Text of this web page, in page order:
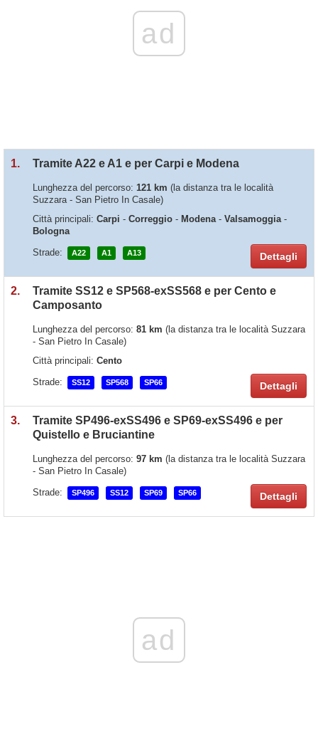
ad
1. Tramite A22 e A1 e per Carpi e Modena
Lunghezza del percorso: 121 km (la distanza tra le località
Suzzara - San Pietro In Casale)
Città principali: Carpi - Correggio - Modena- Valsamoggia-
Bologna
Strade:
A22 A1 A13 Dettagli
2.
Tramite SS12 e SP568-exSS568 e per Cento e
Camposanto
Lunghezza del percorso: 81 km (la distanza tra le località Suzzara
- San Pietro In Casale)
Città principali: Cento
Strade:
SS12 SP568 SP66 Dettagli
3.
Tramite SP496-exSS496 e SP69-exSS496 e per
Quistello e Bruciantine
Lunghezza del percorso: 97 km (la distanza tra le località Suzzara
- San Pietro In Casale)
Strade:
SP496 SS12 SP69 SP66 Dettagli
ad